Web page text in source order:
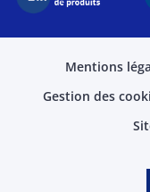
Mentions
Gestion des